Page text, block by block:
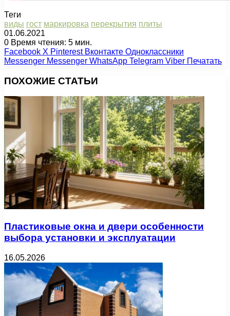
Теги
виды гост маркировка перекрытия плиты
01.06.2021
0 Время чтения: 5 мин.
Facebook X Pinterest Вконтакте Одноклассники
Messenger Messenger WhatsApp Telegram Viber Печатать
ПОХОЖИЕ СТАТЬИ
Пластиковые окна и двери особенности
выбора установки и эксплуатации
16.05.2026